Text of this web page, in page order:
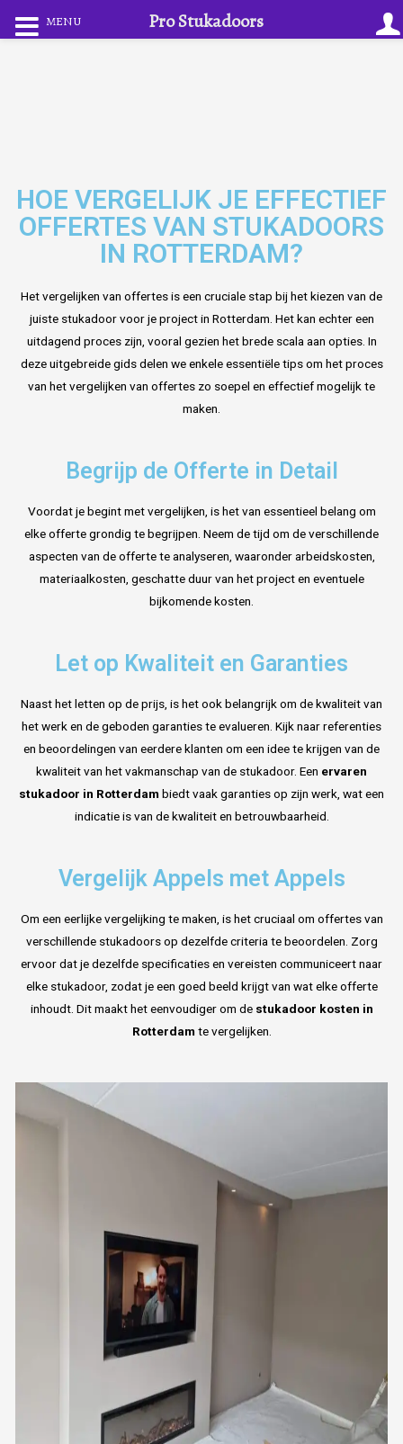
HOE VERGELIJK JE EFFECTIEF
OFFERTES VAN STUKADOORS
IN ROTTERDAM?
Het vergelijken van offertes is een cruciale stap bij het kiezen van de
juiste stukadoor voor je project in Rotterdam. Het kan echter een
uitdagend proces zijn, vooral gezien het brede scala aan opties. In
deze uitgebreide gids delen we enkele essentiële tips om het proces
van het vergelijken van offertes zo soepel en effectief mogelijk te
maken.
Begrijp de Offerte in Detail
Voordat je begint met vergelijken, is het van essentieel belang om
elke offerte grondig te begrijpen. Neem de tijd om de verschillende
aspecten van de offerte te analyseren, waaronder arbeidskosten,
materiaalkosten, geschatte duur van het project en eventuele
bijkomende kosten.
Let op Kwaliteit en Garanties
Naast het letten op de prijs, is het ook belangrijk om de kwaliteit van
het werk en de geboden garanties te evalueren. Kijk naar referenties
en beoordelingen van eerdere klanten om een idee te krijgen van de
kwaliteit van het vakmanschap van de stukadoor. Een ervaren
stukadoor in Rotterdam biedt vaak garanties op zijn werk, wat een
indicatie is van de kwaliteit en betrouwbaarheid.
Vergelijk Appels met Appels
Om een eerlijke vergelijking te maken, is het cruciaal om offertes van
verschillende stukadoors op dezelfde criteria te beoordelen. Zorg
ervoor dat je dezelfde specificaties en vereisten communiceert naar
elke stukadoor, zodat je een goed beeld krijgt van wat elke offerte
inhoudt. Dit maakt het eenvoudiger om de stukadoor kosten in
Rotterdam te vergelijken.
MENU Pro Stukadoors